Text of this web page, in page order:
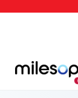
Panneau de